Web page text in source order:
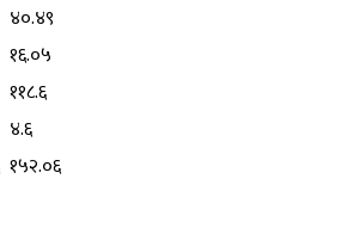
४०.४९
१६.०५
११८.६
४.६
१५२.०६